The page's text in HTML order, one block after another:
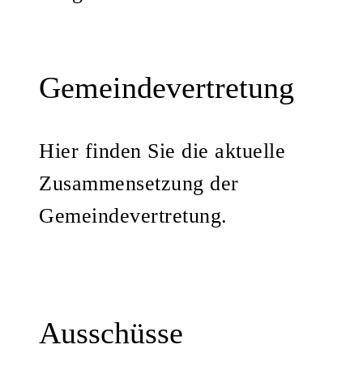
Gemeindevertretung
Hier finden Sie die aktuelle
Zusammensetzung der
Gemeindevertretung.
Ausschüsse